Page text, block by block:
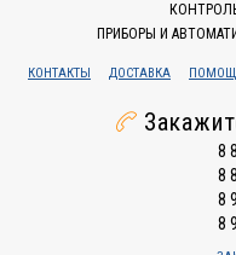
ПРИБОРЫ И
КОНТАКТЫ ДОСТАВКА
8
8
8
8